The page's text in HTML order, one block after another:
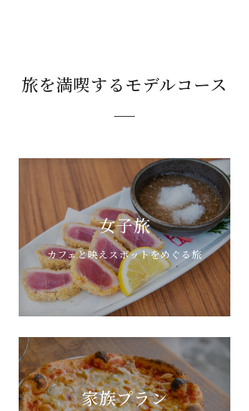
旅を満喫するモデルコース
女子旅
カフェと映えスポットをめぐる旅
家族プラン